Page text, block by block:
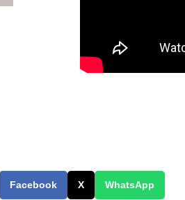
Facebook X WhatsApp